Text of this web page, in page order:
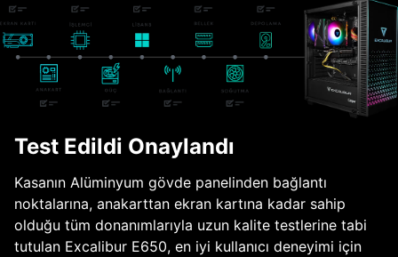
Test Edildi Onaylandı
Kasanın Alüminyum gövde panelinden bağlantı
noktalarına, anakarttan ekran kartına kadar sahip
olduğu tüm donanımlarıyla uzun kalite testlerine tabi
tutulan Excalibur E650, en iyi kullanıcı deneyimi için